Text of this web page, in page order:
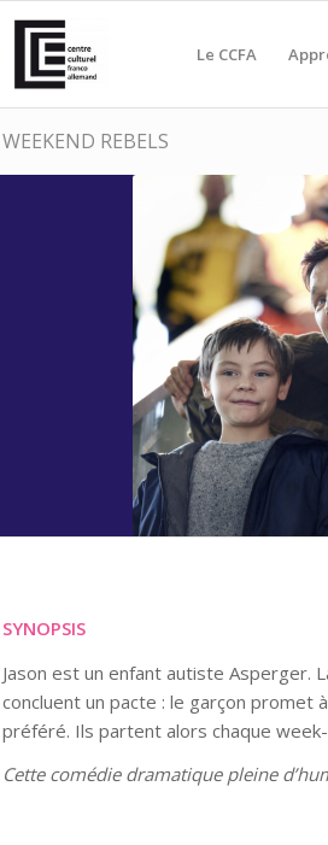
Le CCFA
WEEKEND REBELS
SYNOPSIS
Jason est un enfant autiste Asperger.
concluent un pacte : le garçon promet
préféré. Ils partent alors chaque
Cette comédie dramatique pleine